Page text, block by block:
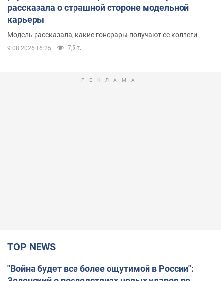
рассказала о страшной стороне модельной
карьеры
Модель рассказала, какие гонорары получают ее коллеги
9.08.2026 16:25 7,5 т.
TOP NEWS
"Война будет все более ощутимой в России":